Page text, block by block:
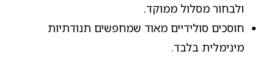
ולבחור מסלול ממוקד.
חוסכים סולידיים מאוד שמחפשים תנודתיות
מינימלית בלבד.